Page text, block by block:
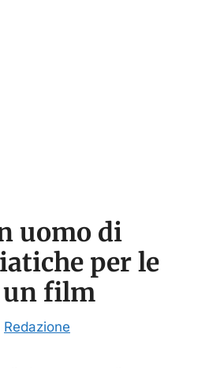
uomo di
per le
un film
Redazione